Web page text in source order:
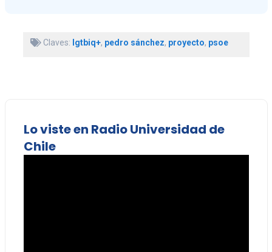
Claves: lgtbiq+, pedro sánchez, proyecto, psoe
Lo viste en Radio Universidad de
Chile